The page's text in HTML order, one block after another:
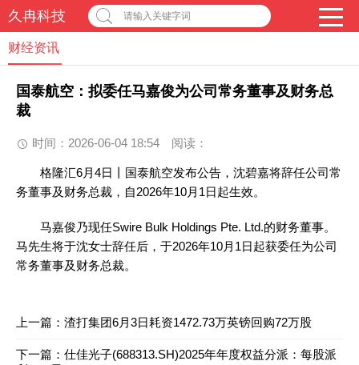
久冉科技 请输入关键字词
财经资讯
国泰航空：拟委任马嘉俊为公司常务董事及财务总
裁
时间：2026-06-04 18:54 阅读：
格隆汇6月4日丨国泰航空发布公告，沈碧嘉将辞任公司常
务董事及财务总裁，自2026年10月1日起生效。
马嘉俊乃现任Swire Bulk Holdings Pte. Ltd.的财务董事。
马先生将于沈女士辞任后，于2026年10月1日起获委任为公司
常务董事及财务总裁。
上一篇： 渣打集团6月3日耗资1472.73万英镑回购72万股
下一篇： 仕佳光子(688313.SH)2025年年度权益分派：每股派